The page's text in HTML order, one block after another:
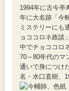
1994年に古今亭
年に大名跡「今
ミステリーにも
ョココロネ政談
中でチョココロ
70～80年代のマ
通いで身につけ
名・水口直樹、